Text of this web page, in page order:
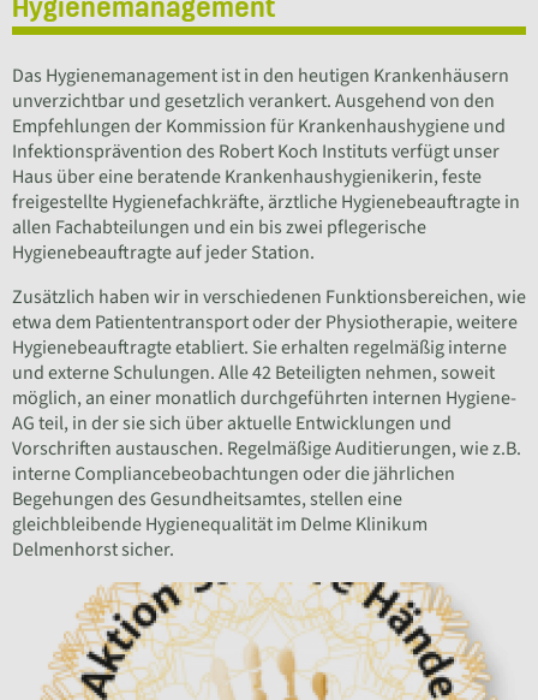
Hygienemanagement
Das Hygienemanagement ist in den heutigen Krankenhäusern
unverzichtbar und gesetzlich verankert. Ausgehend von den
Empfehlungen der Kommission für Krankenhaushygiene und
Infektionsprävention des Robert Koch Instituts verfügt unser
Haus über eine beratende Krankenhaushygienikerin, feste
freigestellte Hygienefachkräfte, ärztliche Hygienebeauftragte in
allen Fachabteilungen und ein bis zwei pflegerische
Hygienebeauftragte auf jeder Station.
Zusätzlich haben wir in verschiedenen Funktionsbereichen, wie
etwa dem Patiententransport oder der Physiotherapie, weitere
Hygienebeauftragte etabliert. Sie erhalten regelmäßig interne
und externe Schulungen. Alle 42 Beteiligten nehmen, soweit
möglich, an einer monatlich durchgeführten internen Hygiene-
AG teil, in der sie sich über aktuelle Entwicklungen und
Vorschriften austauschen. Regelmäßige Auditierungen, wie z.B.
interne Compliancebeobachtungen oder die jährlichen
Begehungen des Gesundheitsamtes, stellen eine
gleichbleibende Hygienequalität im Delme Klinikum
Delmenhorst sicher.